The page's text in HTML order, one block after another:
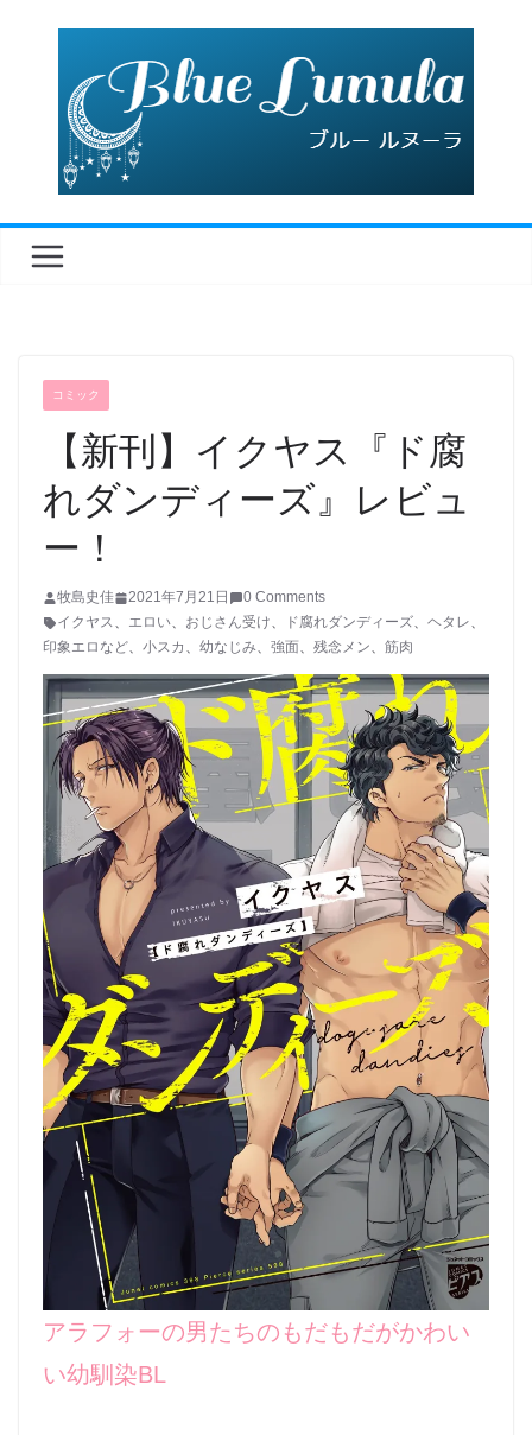
コミック
【新刊】イクヤス『ド腐
れダンディーズ』レビュ
ー！
牧島史佳 2021年7月21日
0 Comments
イクヤス、 エロい、 おじさん受け、 ド腐れダンディーズ、 ヘタレ、
印象エロなど、 小スカ 、 幼なじみ、 強面、 残念メン、 筋肉
アラフォーの男たちのもだもだがかわい
い幼馴染BL